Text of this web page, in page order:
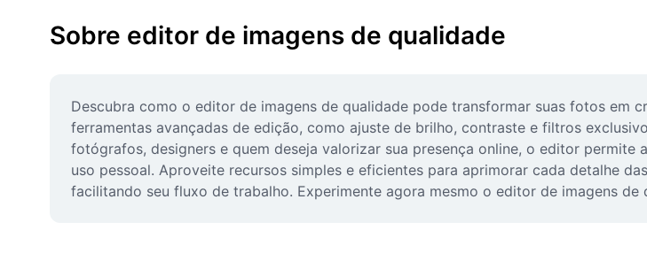
Sobre editor de imagens de qualidade
Descubra como o editor de imagens de qualidade pode transformar suas fotos em
ferramentas avançadas de edição, como ajuste de brilho, contraste e filtros
fotógrafos, designers e quem deseja valorizar sua presença online, o editor
uso pessoal. Aproveite recursos simples e eficientes para aprimorar cada detalhe
facilitando seu fluxo de trabalho. Experimente agora mesmo o editor de imagens